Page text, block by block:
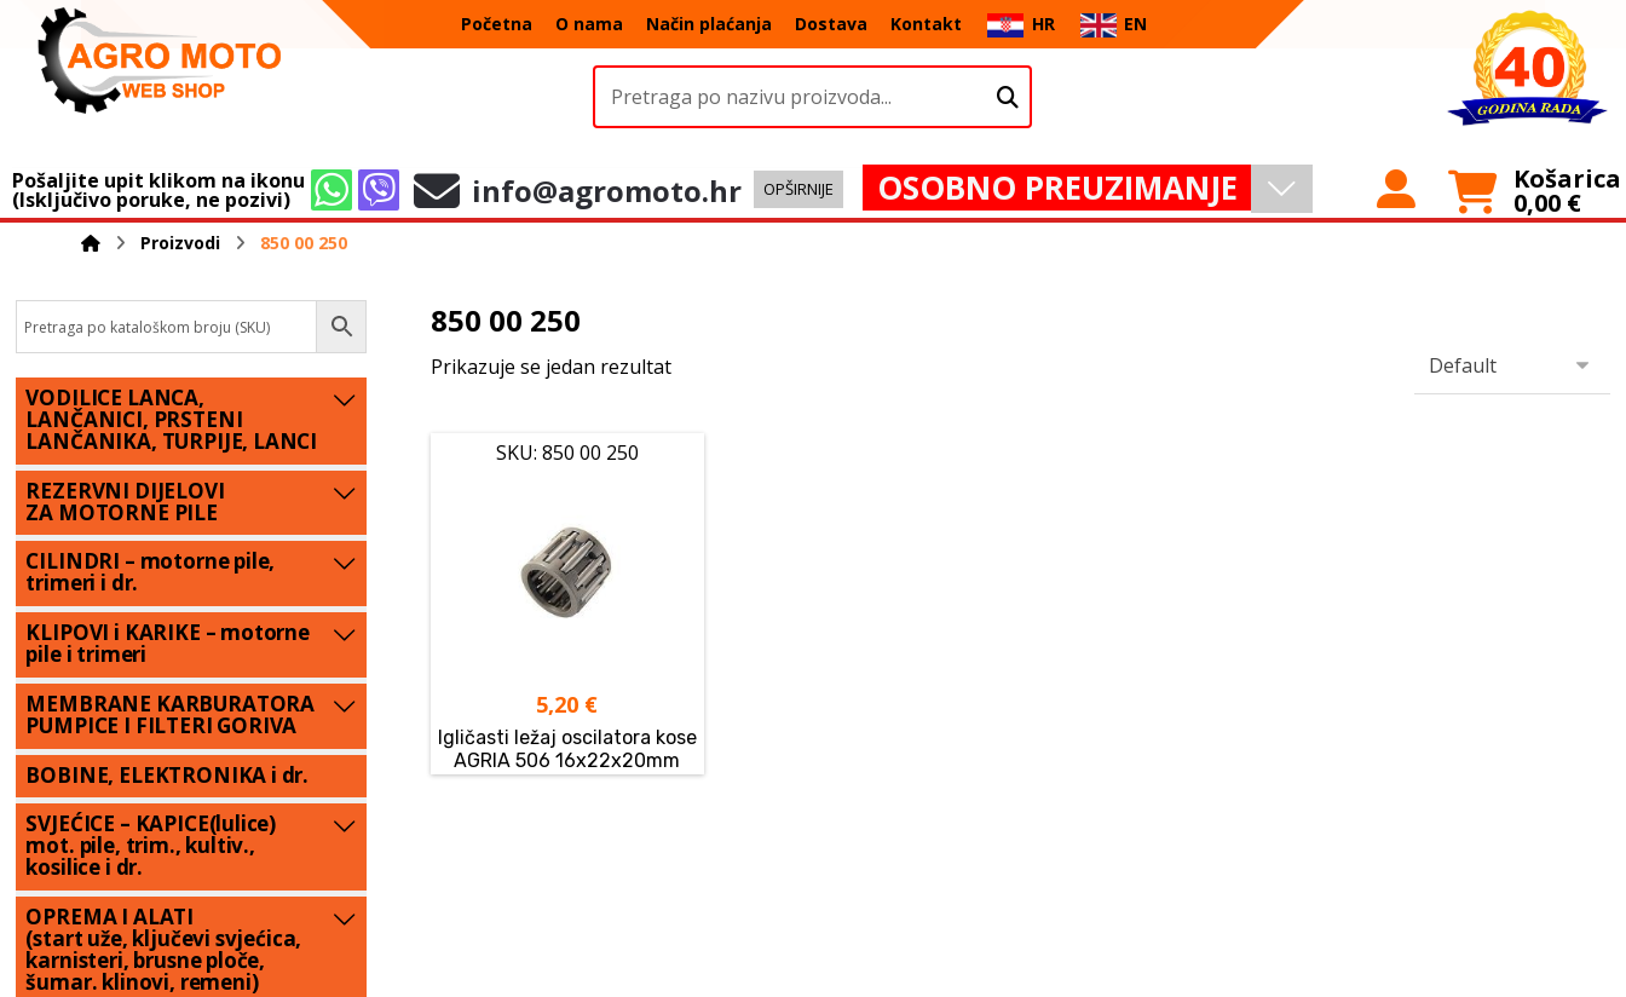
Početna O nama Način plaćanja Dostava Kontakt HR EN
Pošaljite upit klikom na ikonu
(Isključivo poruke, ne pozivi) info@agromoto.hr OPŠIRNIJE OSOBNO PREUZIMANJE Košarica
0,00 €
Proizvodi 850 00 250
850 00 250
Prikazuje se jedan rezultat
SKU: 850 00 250
5,20 €
Igličasti ležaj oscilatora kose
AGRIA 506 16x22x20mm
VODILICE LANCA,
LANČANICI, PRSTENI
LANČANIKA, TURPIJE, LANCI
REZERVNI DIJELOVI
ZA MOTORNE PILE
CILINDRI – motorne pile,
trimeri i dr.
KLIPOVI i KARIKE – motorne
pile i trimeri
MEMBRANE KARBURATORA
PUMPICE I FILTERI GORIVA
BOBINE, ELEKTRONIKA i dr.
SVJEĆICE – KAPICE(lulice)
mot. pile, trim., kultiv.,
kosilice i dr.
OPREMA I ALATI
(start uže, ključevi svjećica,
karnisteri, brusne ploče,
šumar. klinovi, remeni)